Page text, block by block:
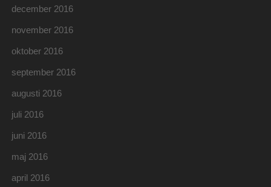
december 2016
november 2016
oktober 2016
september 2016
augusti 2016
juli 2016
juni 2016
maj 2016
april 2016